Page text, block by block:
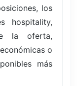
los
hospitality,
la oferta,
o
más